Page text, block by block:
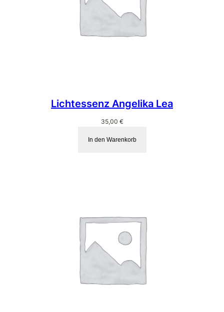
Lichtessenz Angelika Lea
35,00 €
In den Warenkorb